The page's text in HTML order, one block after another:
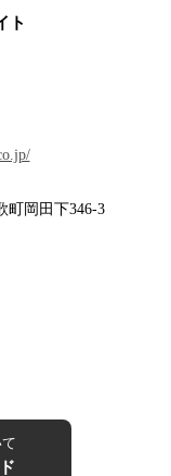
ト
町岡田下346-3